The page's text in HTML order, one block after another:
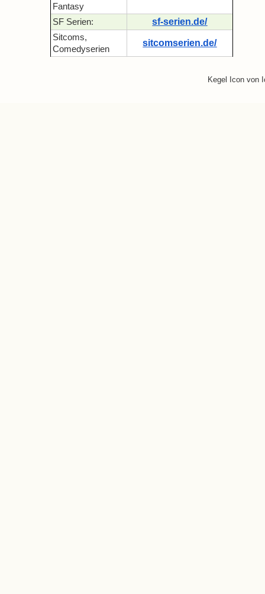
Fantasy
SF Serien: sf-serien.de/
Sitcoms,
Comedyserien
sitcomserien.de/
Kegel Icon von